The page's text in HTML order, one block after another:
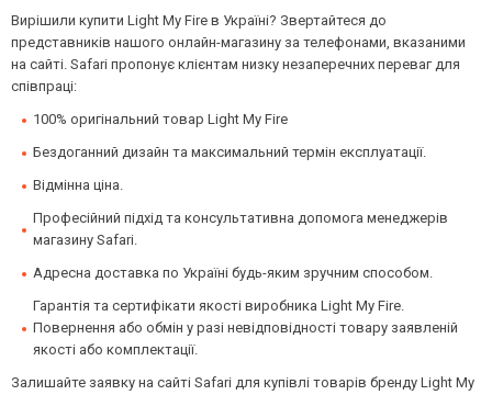
Вирішили купити Light My Fire в Україні? Звертайтеся до
представників нашого онлайн-магазину за телефонами, вказаними
на сайті. Safari пропонує клієнтам низку незаперечних переваг для
співпраці:
100% оригінальний товар Light My Fire
Бездоганний дизайн та максимальний термін експлуатації.
Відмінна ціна.
Професійний підхід та консультативна допомога менеджерів
магазину Safari.
Адресна доставка по Україні будь-яким зручним способом.
Гарантія та сертифікати якості виробника Light My Fire.
Повернення або обмін у разі невідповідності товару заявленій
якості або комплектації.
Залишайте заявку на сайті Safari для купівлі товарів бренду Light My